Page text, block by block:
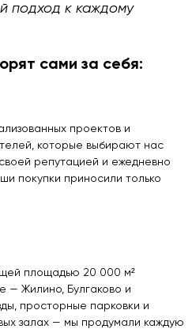
подход к каждому
сами за себя:
проектов и
которые выбирают нас
репутацией и ежедневно
покупки приносили только
площадью 20 000 м²
— Жилино, Булгаково и
просторные парковки и
залах — мы продумали каждую